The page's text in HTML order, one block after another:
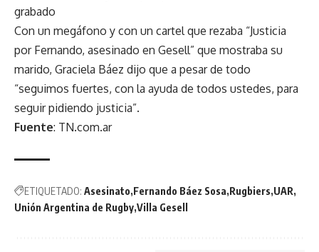
grabado
Con un megáfono y con un cartel que rezaba “Justicia
por Fernando, asesinado en Gesell” que mostraba su
marido, Graciela Báez dijo que a pesar de todo
“seguimos fuertes, con la ayuda de todos ustedes, para
seguir pidiendo justicia”.
Fuente: TN.com.ar
ETIQUETADO: Asesinato Fernando Báez Sosa Rugbiers UAR
Unión Argentina de Rugby Villa Gesell